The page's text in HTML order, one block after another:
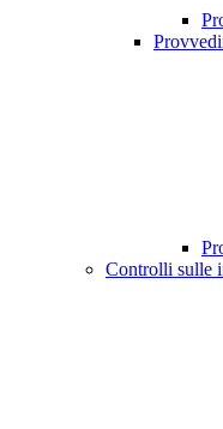
Controlli sulle